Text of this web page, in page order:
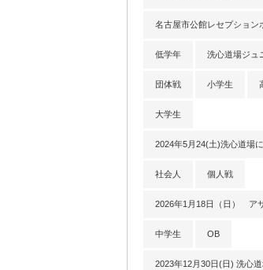
名古屋市公館レセプション
低学年 洗心道場ジュ
団体戦 小学生
大学生
2024年5月24(土)洗心道場
社会人 個人戦
2026年1月18日（日） ア
中学生 OB
2023年12月30日(日) 洗心